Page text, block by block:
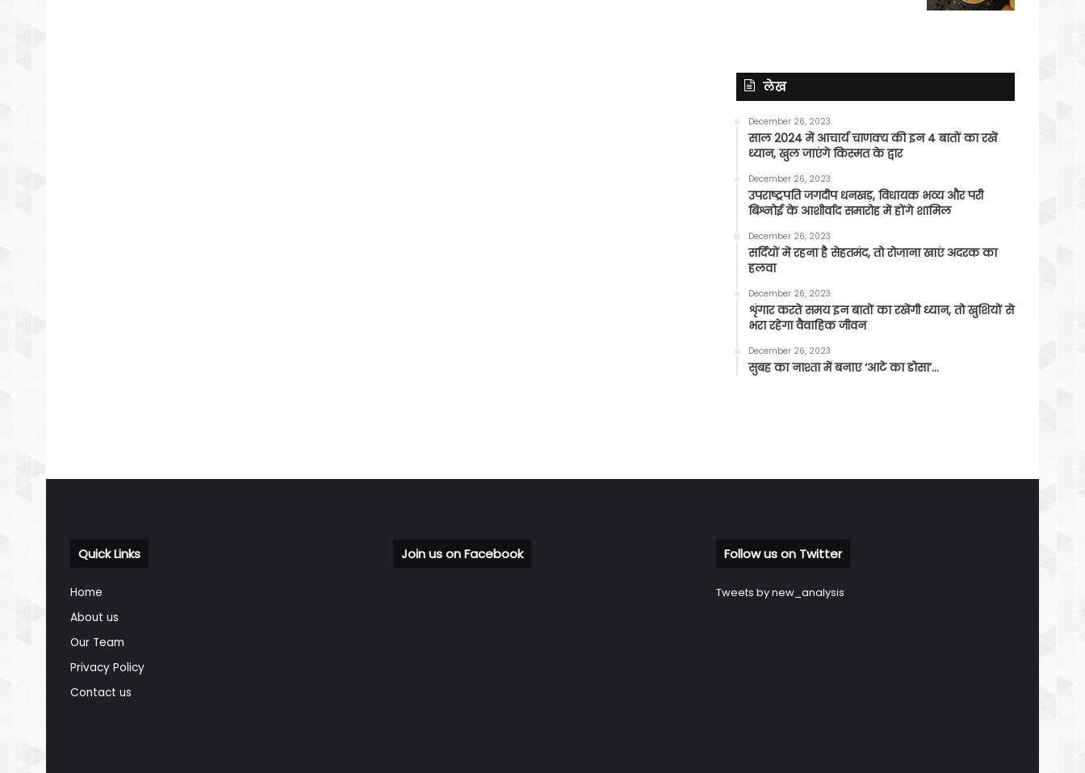
लेख
December 26, 2023
साल 2024 में आचार्य चाणक्य की इन 4 बातों का रखें
ध्यान, खुल जाएंगे किस्मत के द्वार
December 26, 2023
उपराष्ट्रपति जगदीप धनखड़, विधायक भव्य और परी
बिश्नोई के आशीर्वाद समारोह में होंगे शामिल
December 26, 2023
सर्दियों में रहना है सेहतमंद, तो रोजाना खाएं अदरक का
हलवा
December 26, 2023
शृंगार करते समय इन बातों का रखेंगी ध्यान, तो खुशियों से
भरा रहेगा वैवाहिक जीवन
December 26, 2023
सुबह का नाश्ता में बनाए ‘आटे का डोसा’…
Quick Links
Home
About us
Our Team
Privacy Policy
Contact us
Join us on Facebook Follow us on Twitter
Tweets by new_analysis